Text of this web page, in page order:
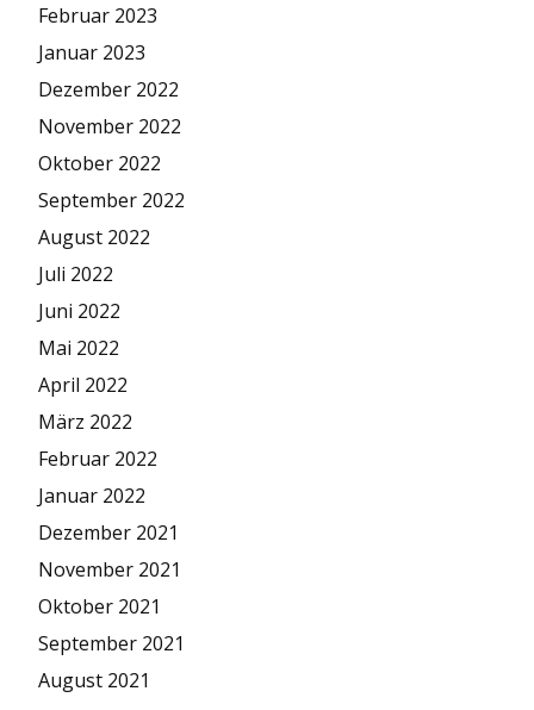
Februar 2023
Januar 2023
Dezember 2022
November 2022
Oktober 2022
September 2022
August 2022
Juli 2022
Juni 2022
Mai 2022
April 2022
März 2022
Februar 2022
Januar 2022
Dezember 2021
November 2021
Oktober 2021
September 2021
August 2021